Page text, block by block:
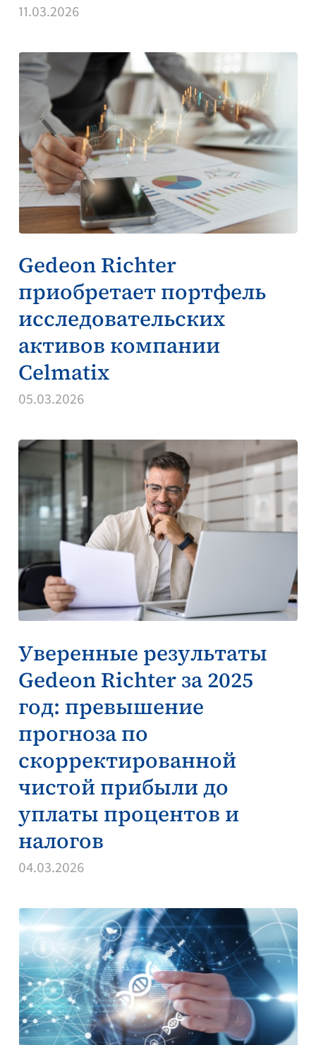
11.03.2026
Gedeon Richter
приобретает портфель
исследовательских
активов компании
Celmatix
05.03.2026
Уверенные результаты
Gedeon Richter за 2025
год: превышение
прогноза по
скорректированной
чистой прибыли до
уплаты процентов и
налогов
04.03.2026